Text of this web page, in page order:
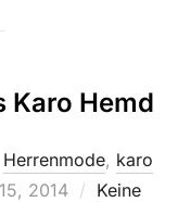
Karo Hemd
Herrenmode, karo
2014
Keine